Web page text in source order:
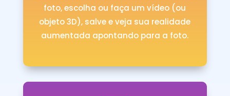
foto, escolha ou faça um vídeo (ou
objeto 3D), salve e veja sua realidade
aumentada apontando para a foto.